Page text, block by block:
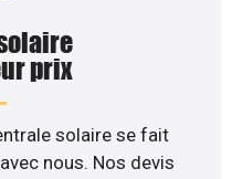
prix
solaire se fait
nous. Nos devis